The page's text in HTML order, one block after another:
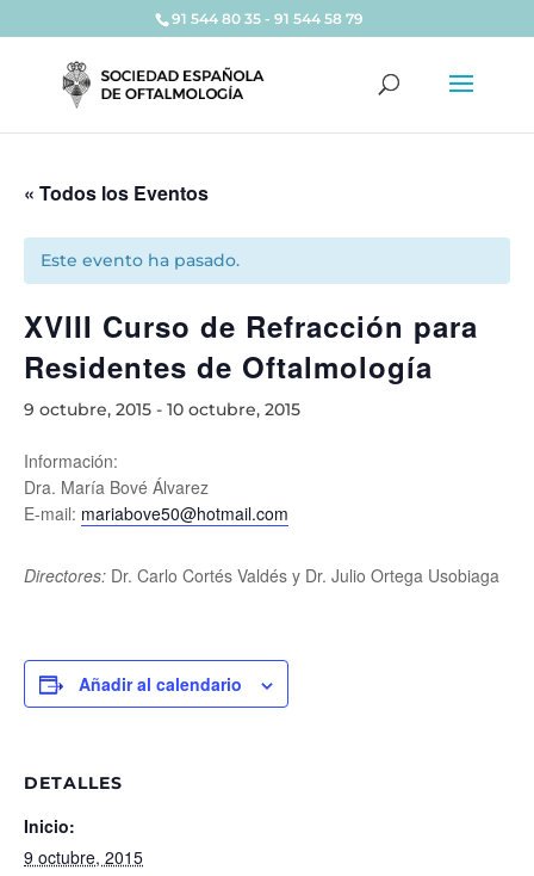
91 544 80 35 - 91 544 58 79
« Todos los Eventos
Este evento ha pasado.
XVIII Curso de Refracción para
Residentes de Oftalmología
9 octubre, 2015 - 10 octubre, 2015
Información:
Dra. María Bové Álvarez
E-mail: mariabove50@hotmail.com
Directores: Dr. Carlo Cortés Valdés y Dr. Julio Ortega Usobiaga
Añadir al calendario
DETALLES
Inicio:
9 octubre, 2015